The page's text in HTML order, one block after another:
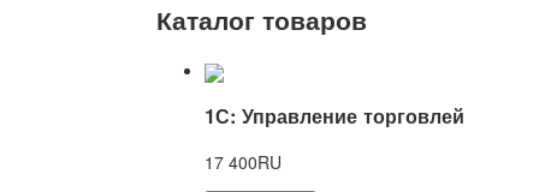
Каталог товаров
1С: Управление торговлей
17 400RU